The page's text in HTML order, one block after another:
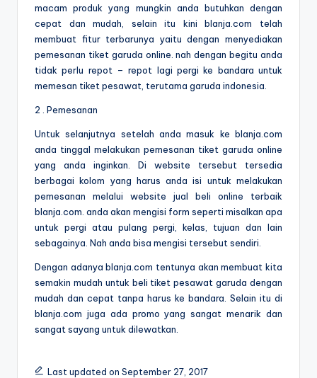
macam produk yang mungkin anda butuhkan dengan
cepat dan mudah, selain itu kini blanja.com telah
membuat fitur terbarunya yaitu dengan menyediakan
pemesanan tiket garuda online. nah dengan begitu anda
tidak perlu repot – repot lagi pergi ke bandara untuk
memesan tiket pesawat, terutama garuda indonesia.
2 . Pemesanan
Untuk selanjutnya setelah anda masuk ke blanja.com
anda tinggal melakukan pemesanan tiket garuda online
yang anda inginkan. Di website tersebut tersedia
berbagai kolom yang harus anda isi untuk melakukan
pemesanan melalui website jual beli online terbaik
blanja.com. anda akan mengisi form seperti misalkan apa
untuk pergi atau pulang pergi, kelas, tujuan dan lain
sebagainya. Nah anda bisa mengisi tersebut sendiri.
Dengan adanya blanja.com tentunya akan membuat kita
semakin mudah untuk beli tiket pesawat garuda dengan
mudah dan cepat tanpa harus ke bandara. Selain itu di
blanja.com juga ada promo yang sangat menarik dan
sangat sayang untuk dilewatkan.
Last updated on September 27, 2017